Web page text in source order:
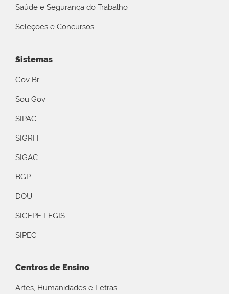
Saúde e Segurança do Trabalho
Seleções e Concursos
Sistemas
Gov Br
Sou Gov
SIPAC
SIGRH
SIGAC
BGP
DOU
SIGEPE LEGIS
SIPEC
Centros de Ensino
Artes, Humanidades e Letras